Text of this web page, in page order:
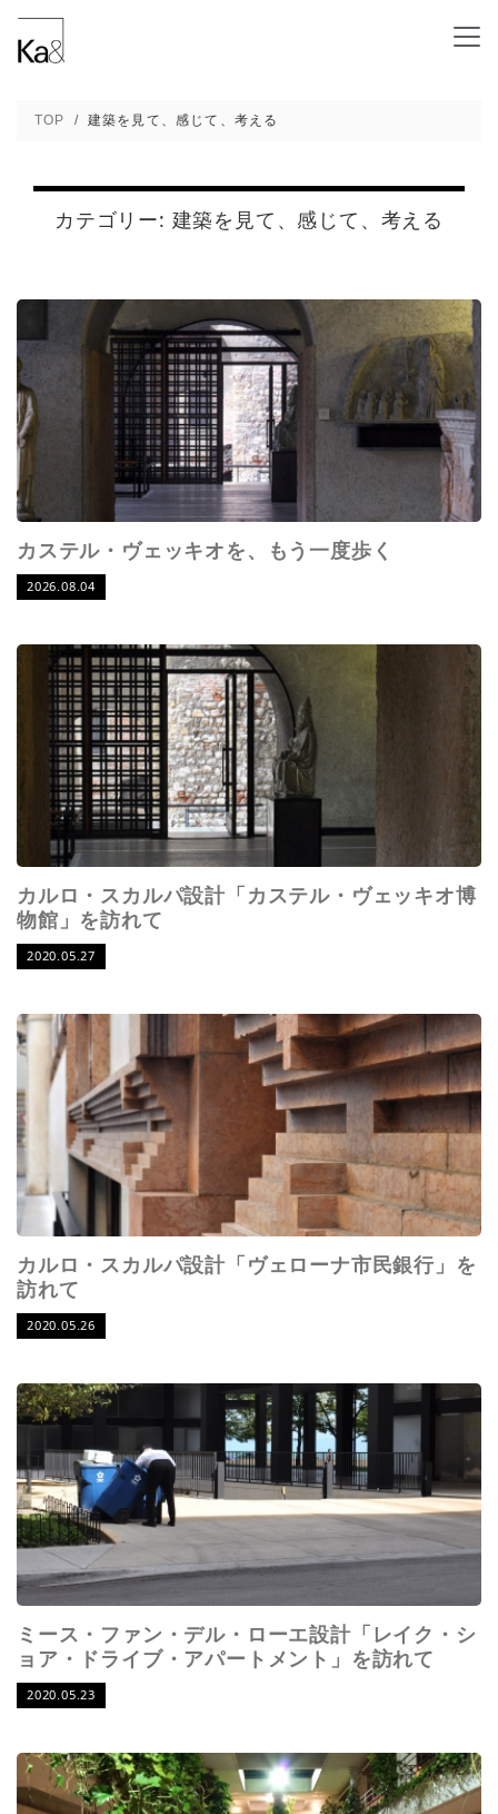
カステル・ヴェッキオを、もう一度歩く - 新
TOP 建築を見て、感じて、考える
カテゴリー: 建築を見て、感じて、考える
カステル・ヴェッキオを、もう一度歩く
2026.08.04
カルロ・スカルパ設計「カステル・ヴェッキオ博
物館」を訪れて
2020.05.27
カルロ・スカルパ設計「ヴェローナ市民銀行」を
訪れて
2020.05.26
ミース・ファン・デル・ローエ設計「レイク・シ
ョア・ドライブ・アパートメント」を訪れて
2020.05.23